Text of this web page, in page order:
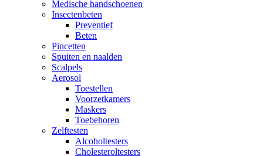
Medische handschoenen
Insectenbeten
Preventief
Beten
Pincetten
Spuiten en naalden
Scalpels
Aerosol
Toestellen
Voorzetkamers
Maskers
Toebehoren
Zelftesten
Alcoholtesters
Cholesteroltesters